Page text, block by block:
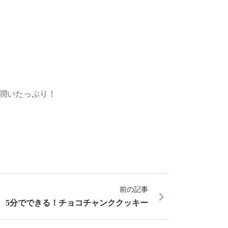
いたっぷり！
前の記事
5分でできる！チョコチャンククッキー